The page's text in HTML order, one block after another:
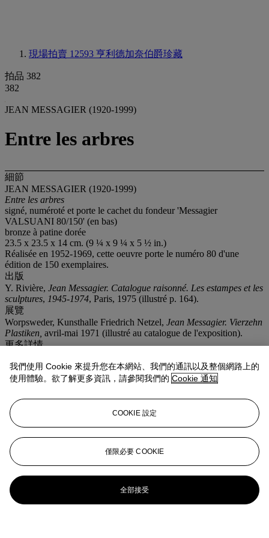
現場拍賣 12593 亨利德加奈伯爵珍藏
拍品 382
382
JEAN MESSAGIER (1920-1999)
Entre les arbres
細節
JEAN MESSAGIER (1920-1999)
Entre les arbres
signé, numéroté et porte le cachet du fondeur 'Messagier
VALSUANI 80/150' (en bas)
bronze à patine dorée
23.5 x 23.5 x 14 cm. (9 ¼ x 9 ¼ x 5 ½ in.)
Réalisée en 1952-1969, cette oeuvre porte le numéro 80 d'une
édition de 150 exemplaires.
出版
Y. Rivière, Jean Messagier. Catalogue raisonné. Les estampes et les
sculptures, 1945-1974, Paris, 1975 (illustré p. 164).
展覽
Worpsweder, Kunsthalle Friedrich Netzel, Jean Messagier. Vierzehn
Plastiken, avril-mai 1971 (illustré au catalogue de l'exposition).
更多詳情
FOUNDRY MARK IN THE BOTTOM; BRONZE WITH GOLDEN
PATINA.
拍品專文
Messagier.
更多來自亨利德加奈伯爵珍藏
查看全部
我們使用 Cookie 來提升您在本網站、我們的通訊以及整個網路上的
使用體驗。欲了解更多資訊，請參閱我們的 Cookie 通知
COOKIE 設定
僅限必要 COOKIE
全部接受